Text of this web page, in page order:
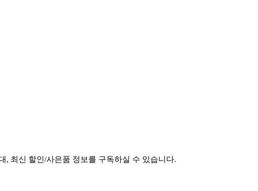
, 최신 할인/사은품 정보를 구독하실 수 있습니다.